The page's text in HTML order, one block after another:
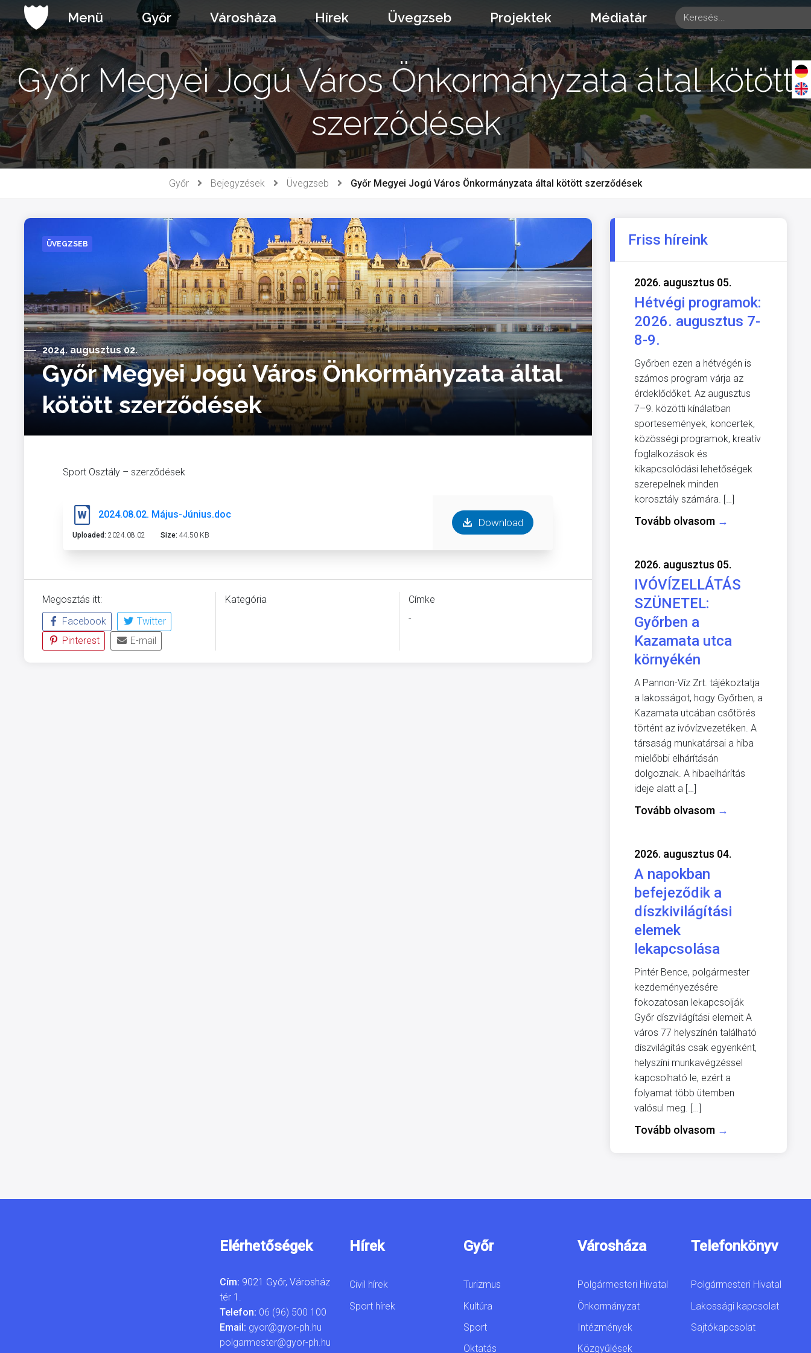
a
tartalomhoz
Menü Győr Városháza Hírek Üvegzseb Projektek Médiatár
Győr Megyei Jogú Város Önkormányzata által kötött
szerződések
Győr Bejegyzések Üvegzseb Győr Megyei Jogú Város Önkormányzata által kötött szerződések
ÜVEGZSEB
2024. augusztus 02.
Győr Megyei Jogú Város Önkormányzata által
kötött szerződések
Sport Osztály – szerződések
2024.08.02. Május-Június.doc
Uploaded: 2024.08.02 Size: 44.50 KB
Download
Megosztás itt:
Facebook
Twitter
Pinterest
E-mail
Kategória
Címke
-
Friss híreink
2026. augusztus 05.
Hétvégi programok:
2026. augusztus 7-
8-9.
Győrben ezen a hétvégén is
számos program várja az
érdeklődőket. Az augusztus
7–9. közötti kínálatban
sportesemények, koncertek,
közösségi programok, kreatív
foglalkozások és
kikapcsolódási lehetőségek
szerepelnek minden
korosztály számára. […]
Tovább olvasom →
2026. augusztus 05.
IVÓVÍZELLÁTÁS
SZÜNETEL:
Győrben a
Kazamata utca
környékén
A Pannon-Víz Zrt. tájékoztatja
a lakosságot, hogy Győrben, a
Kazamata utcában csőtörés
történt az ivóvízvezetéken. A
társaság munkatársai a hiba
mielőbbi elhárításán
dolgoznak. A hibaelhárítás
ideje alatt a […]
Tovább olvasom →
2026. augusztus 04.
A napokban
befejeződik a
díszkivilágítási
elemek
lekapcsolása
Pintér Bence, polgármester
kezdeményezésére
fokozatosan lekapcsolják
Győr díszvilágítási elemeit A
város 77 helyszínén található
díszvilágítás csak egyenként,
helyszíni munkavégzéssel
kapcsolható le, ezért a
folyamat több ütemben
valósul meg. […]
Tovább olvasom →
Elérhetőségek
Cím: 9021 Győr, Városház
tér 1.
Telefon: 06 (96) 500 100
Email: gyor@gyor-ph.hu
polgarmester@gyor-ph.hu
Hírek
Civil hírek
Sport hírek
Győr
Turizmus
Kultúra
Sport
Oktatás
Városháza
Polgármesteri Hivatal
Önkormányzat
Intézmények
Közgyűlések
Telefonkönyv
Polgármesteri Hivatal
Lakossági kapcsolat
Sajtókapcsolat